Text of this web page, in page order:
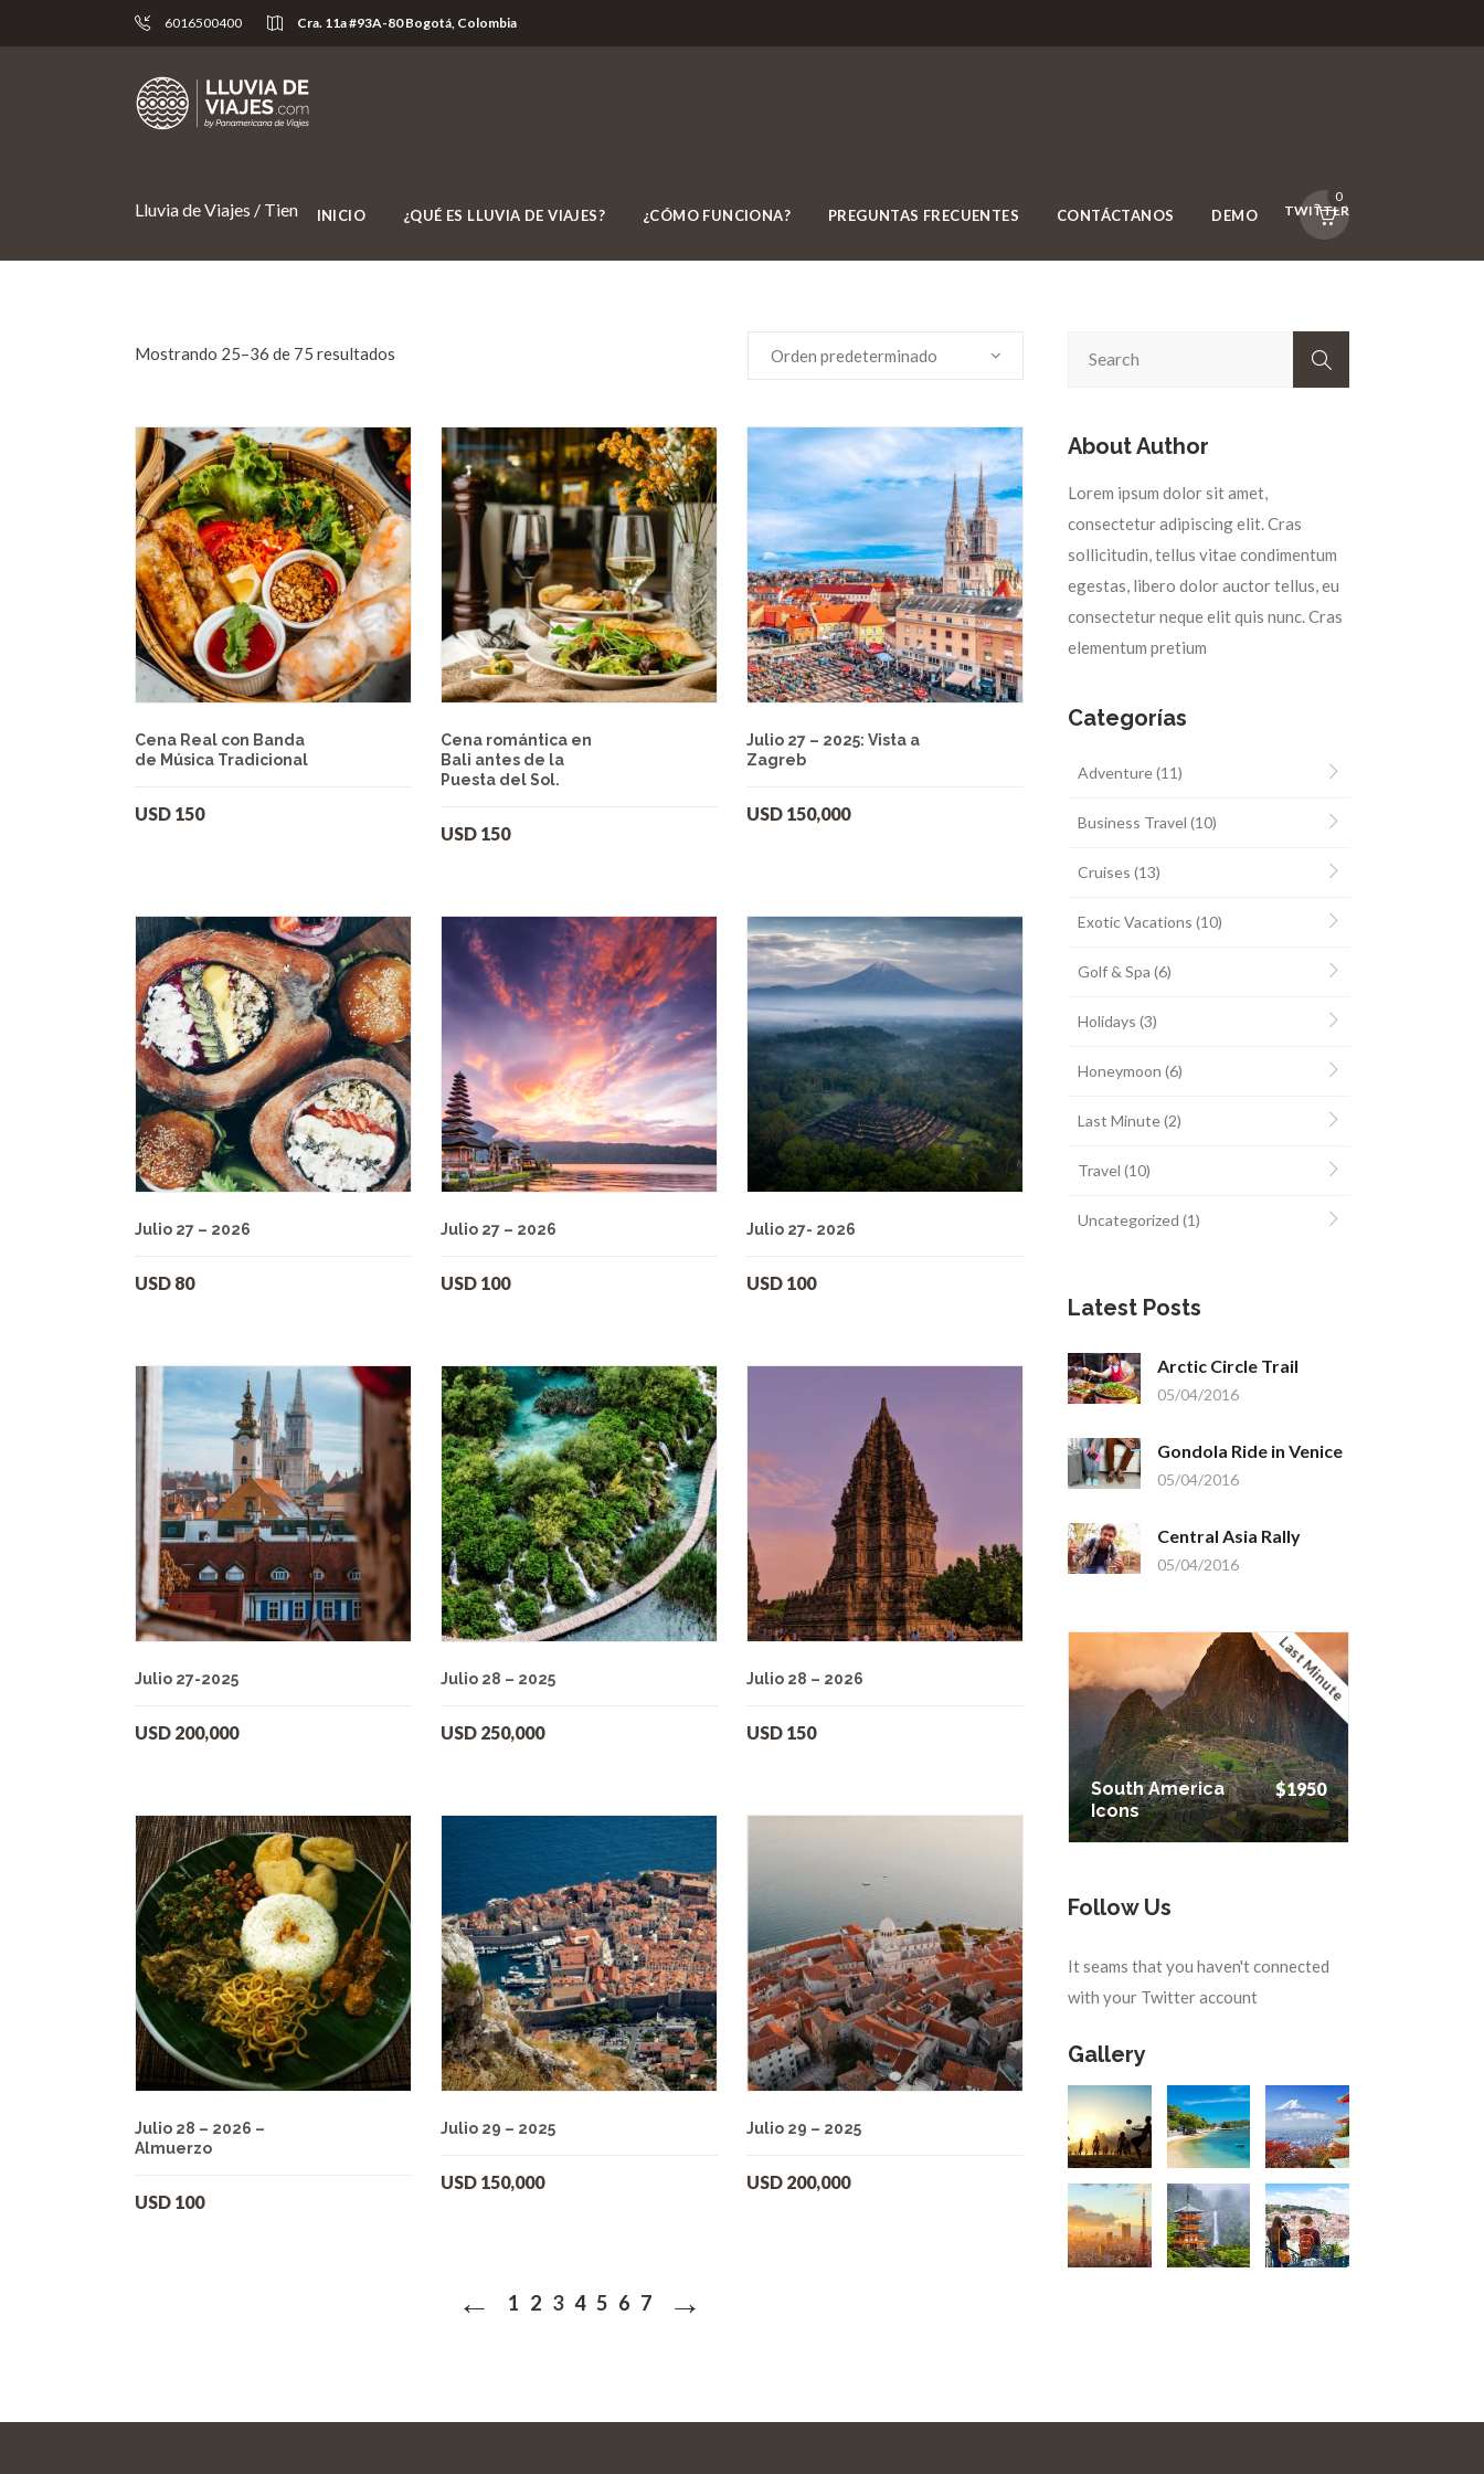
6016500400 Cra. 11a #93A-80 Bogotá, Colombia
INICIO ¿QUÉ ES LLUVIA DE VIAJES? ¿CÓMO FUNCIONA? PREGUNTAS FRECUENTES CONTÁCTANOS DEMO
0
Lluvia de Viajes / Tienda (Page 3) FACEBOOK TWITTER
Mostrando 25–36 de 75 resultados Orden predeterminado
Cena Real con Banda
de Música Tradicional
USD 150
Cena romántica en
Bali antes de la
Puesta del Sol.
USD 150
Julio 27 – 2025: Vista a
Zagreb
USD 150,000
Julio 27 – 2026
USD 80
Julio 27 – 2026
USD 100
Julio 27- 2026
USD 100
Julio 27-2025
USD 200,000
Julio 28 – 2025
USD 250,000
Julio 28 – 2026
USD 150
Julio 28 – 2026 –
Almuerzo
USD 100
Julio 29 – 2025
USD 150,000
Julio 29 – 2025
USD 200,000
← 1 2 3 4 5 6 7 →
About Author
Lorem ipsum dolor sit amet,
consectetur adipiscing elit. Cras
sollicitudin, tellus vitae condimentum
egestas, libero dolor auctor tellus, eu
consectetur neque elit quis nunc. Cras
elementum pretium
Categorías
Adventure(11)
Business Travel (10)
Cruises (13)
Exotic Vacations (10)
Golf & Spa (6)
Holidays (3)
Honeymoon (6)
Last Minute(2)
Travel (10)
Uncategorized (1)
Latest Posts
Arctic Circle Trail
05/04/2016
Gondola Ride in Venice
05/04/2016
Central Asia Rally
05/04/2016
Last Minute
South America
Icons
$1950
South America
Icons
$1950
Follow Us
It seams that you haven't connected
with your Twitter account
Gallery